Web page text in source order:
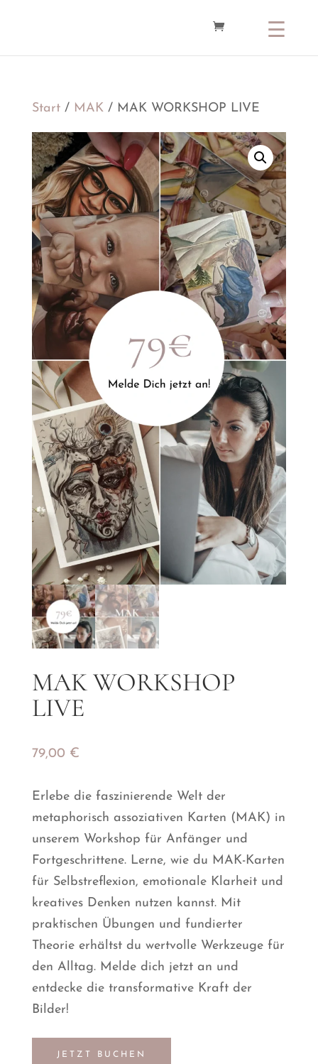
Start/ MAK/ MAK WORKSHOP LIVE
MAK WORKSHOP
LIVE
79,00 €
Erlebe die faszinierende Welt der
metaphorisch assoziativen Karten (MAK) in
unserem Workshop für Anfänger und
Fortgeschrittene. Lerne, wie du MAK-Karten
für Selbstreflexion, emotionale Klarheit und
kreatives Denken nutzen kannst. Mit
praktischen Übungen und fundierter
Theorie erhältst du wertvolle Werkzeuge für
den Alltag. Melde dich jetzt an und
entdecke die transformative Kraft der
Bilder!
JETZT BUCHEN